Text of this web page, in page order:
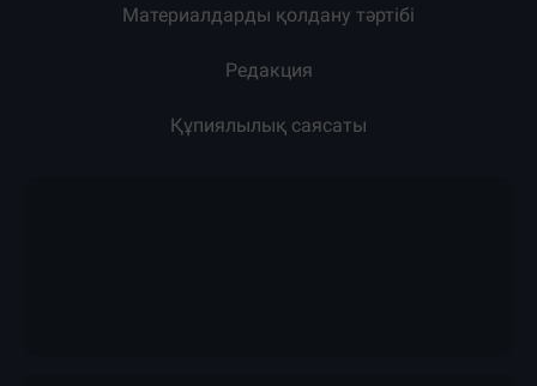
Материалдарды қолдану тәртібі
Редакция
Құпиялылық саясаты